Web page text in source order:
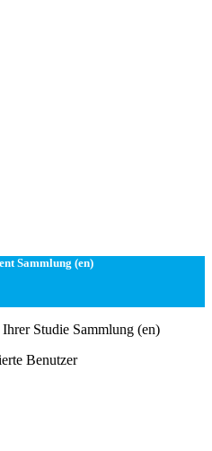
Sammlung (en)
Studie Sammlung (en)
Benutzer